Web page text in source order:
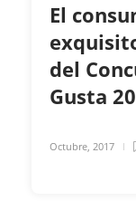
El
del
Gusta
Octubre, 2017